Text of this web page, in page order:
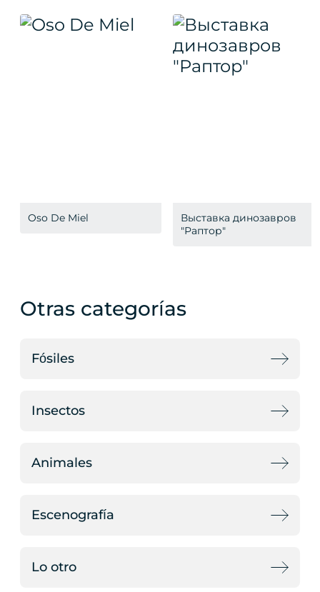
Oso De Miel
Выставка динозавров
"Раптор"
Otras categorías
Fósiles
Insectos
Animales
Escenografía
Lo otro